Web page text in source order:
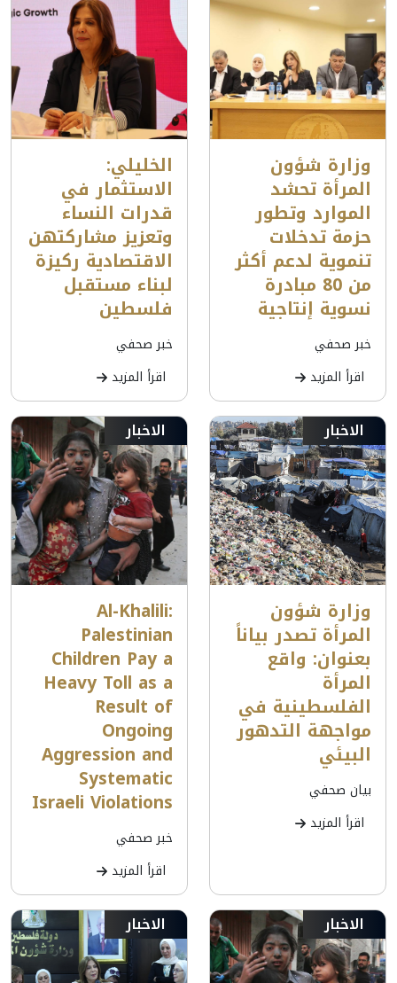
وزارة شؤون
المرأة تحشد
الموارد وتطور
حزمة تدخلات
تنموية لدعم أكثر
من 80 مبادرة
نسوية إنتاجية
خبر صحفي
اقرأ المزيد
الخليلي:
الاستثمار في
قدرات النساء
وتعزيز مشاركتهن
الاقتصادية ركيزة
لبناء مستقبل
فلسطين
خبر صحفي
اقرأ المزيد
الاخبار
وزارة شؤون
المرأة تصدر بياناً
بعنوان: واقع
المرأة
الفلسطينية في
مواجهة التدهور
البيئي
بيان صحفي
اقرأ المزيد
الاخبار
Al-Khalili:
Palestinian
Children Pay a
Heavy Toll as a
Result of
Ongoing
Aggression and
Systematic
Israeli Violations
خبر صحفي
اقرأ المزيد
الاخبار الاخبار